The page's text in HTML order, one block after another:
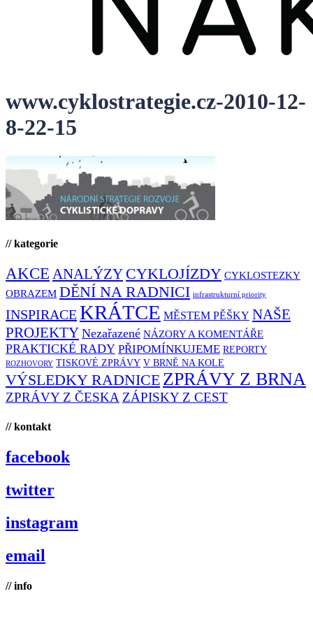
www.cyklostrategie.cz-2010-12-
8-22-15
// kategorie
AKCE ANALÝZY CYKLOJÍZDY CYKLOSTEZKY
OBRAZEM DĚNÍ NA RADNICI infrastrukturní priority
INSPIRACEKRÁTCE MĚSTEM PĚŠKY NAŠE
PROJEKTY Nezařazené NÁZORY A KOMENTÁŘE
PRAKTICKÉ RADY PŘIPOMÍNKUJEME REPORTY
ROZHOVORY TISKOVÉ ZPRÁVY V BRNĚ NA KOLE
VÝSLEDKY RADNICE ZPRÁVY Z BRNA
ZPRÁVY Z ČESKA ZÁPISKY Z CEST
// kontakt
facebook
twitter
instagram
email
// info